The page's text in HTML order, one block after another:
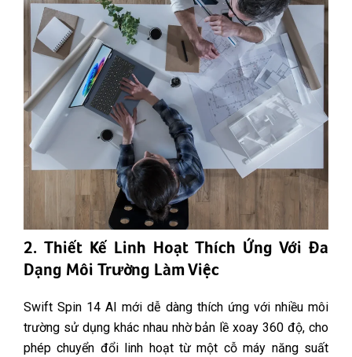
2. Thiết Kế Linh Hoạt Thích Ứng Với Đa
Dạng Môi Trường Làm Việc
Swift Spin 14 AI mới dễ dàng thích ứng với nhiều môi
trường sử dụng khác nhau nhờ bản lề xoay 360 độ, cho
phép chuyển đổi linh hoạt từ một cỗ máy năng suất